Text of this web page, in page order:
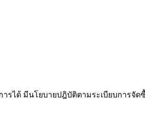
รได้ มีนโยบายปฎิบัติตามระเบียบการจั